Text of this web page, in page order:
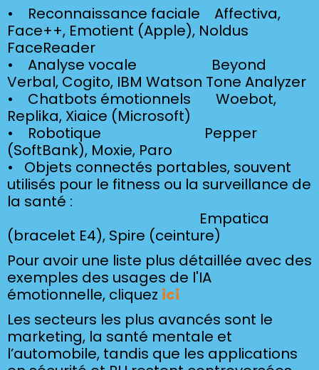
• Reconnaissance faciale Affectiva,
Face++, Emotient (Apple), Noldus
FaceReader
• Analyse vocale Beyond
Verbal, Cogito, IBM Watson Tone Analyzer
• Chatbots émotionnels Woebot,
Replika, Xiaice (Microsoft)
• Robotique Pepper
(SoftBank), Moxie, Paro
• Objets connectés portables, souvent
utilisés pour le fitness ou la surveillance de
la santé :
Empatica
(bracelet E4), Spire (ceinture)
Pour avoir une liste plus détaillée avec des
exemples des usages de l'IA
émotionnelle, cliquez ici
Les secteurs les plus avancés sont le
marketing, la santé mentale et
l’automobile, tandis que les applications